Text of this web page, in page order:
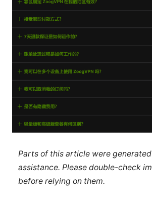
Parts of this article were
assistance. Please double-check
before relying on them.